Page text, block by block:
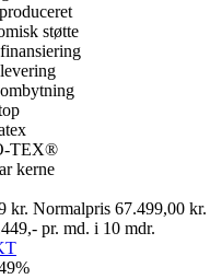
støtte
TEX®
kerne
kr. Normalpris 67.499,00 kr.
pr. md. i 10 mdr.